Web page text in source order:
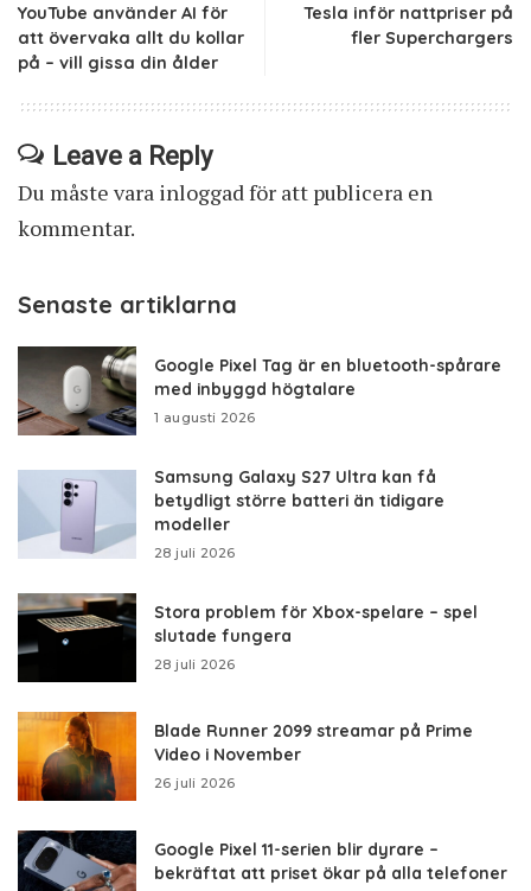
YouTube använder AI för
att övervaka allt du kollar
på – vill gissa din ålder
Tesla inför nattpriser på
fler Superchargers
Leave a Reply
Du måste vara inloggadför att publicera en
kommentar.
Senaste artiklarna
Google Pixel Tag är en bluetooth-spårare
med inbyggd högtalare
1 augusti 2026
Samsung Galaxy S27 Ultra kan få
betydligt större batteri än tidigare
modeller
28 juli 2026
Stora problem för Xbox-spelare – spel
slutade fungera
28 juli 2026
Blade Runner 2099 streamar på Prime
Video i November
26 juli 2026
Google Pixel 11-serien blir dyrare –
bekräftat att priset ökar på alla telefoner